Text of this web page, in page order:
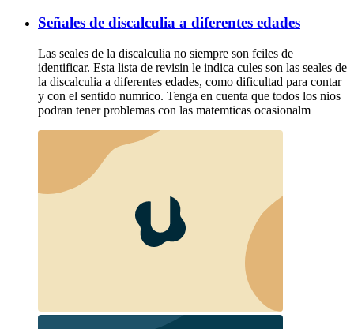
Señales de discalculia a diferentes edades
Las seales de la discalculia no siempre son fciles de
identificar. Esta lista de revisin le indica cules son las seales de
la discalculia a diferentes edades, como dificultad para contar
y con el sentido numrico. Tenga en cuenta que todos los nios
podran tener problemas con las matemticas ocasionalm